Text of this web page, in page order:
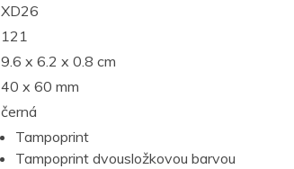
XD26
121
9.6 x 6.2 x 0.8 cm
40 x 60 mm
černá
Tampoprint
Tampoprint dvousložkovou barvou